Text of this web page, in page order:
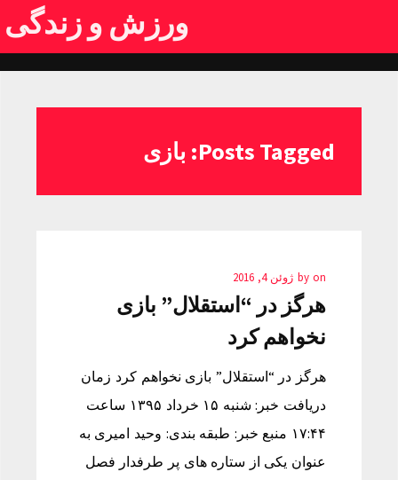
ورزش و زندگی
Posts Tagged: بازی
by on ژوئن 4, 2016
هرگز در “استقلال” بازی
نخواهم کرد
هرگز در “استقلال” بازی نخواهم کرد زمان
دریافت خبر: شنبه ۱۵ خرداد ۱۳۹۵ ساعت
۱۷:۴۴ منبع خبر: طبقه بندی: وحید امیری به
عنوان یکی از ستاره های پر طرفدار فصل